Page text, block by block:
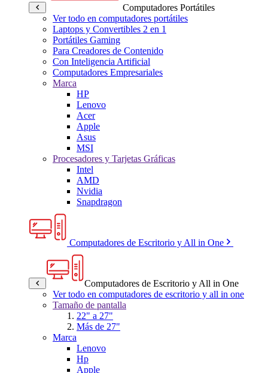
Computadores Portátiles
Ver todo en computadores portátiles
Laptops y Convertibles 2 en 1
Portátiles Gaming
Para Creadores de Contenido
Con Inteligencia Artificial
Computadores Empresariales
Marca
HP
Lenovo
Acer
Apple
Asus
MSI
Procesadores y Tarjetas Gráficas
Intel
AMD
Nvidia
Snapdragon
Computadores de Escritorio y All in One
Computadores de Escritorio y All in One
Ver todo en computadores de escritorio y all in one
Tamaño de pantalla
22" a 27"
Más de 27"
Marca
Lenovo
Hp
Apple